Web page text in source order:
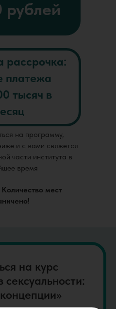
мест
рублей
на программу,
и с вами свяжется
части института в
время
рассрочка:
платежа
тысяч в
на курс